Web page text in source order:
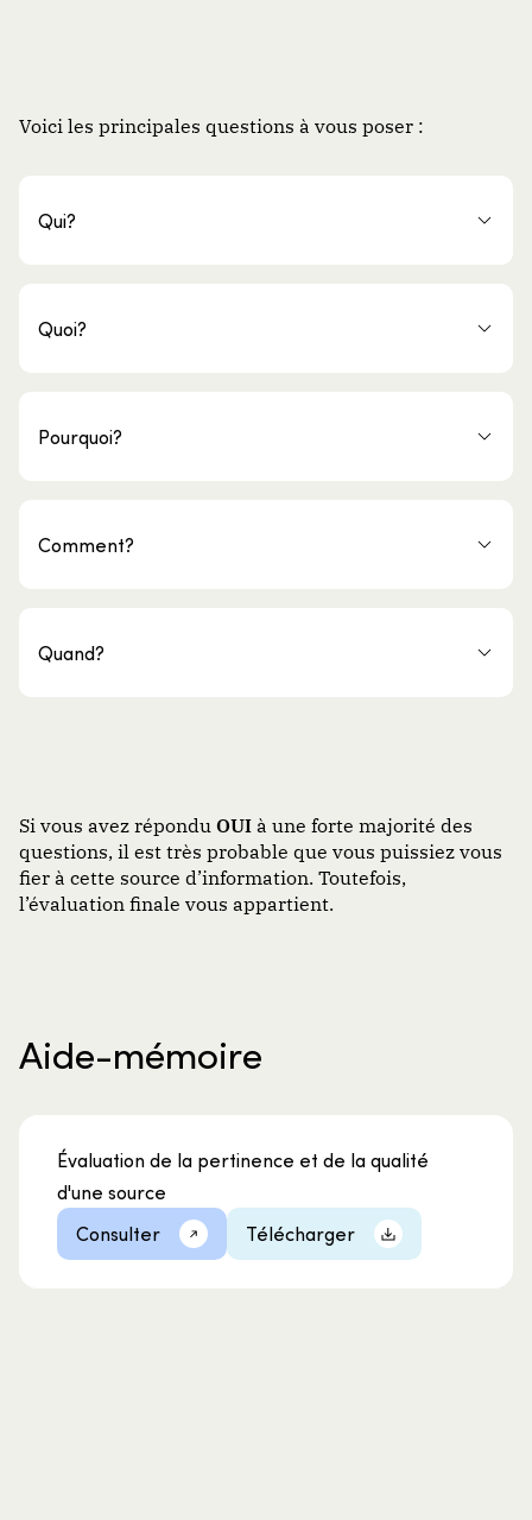
Voici les principales questions à vous poser :
Qui?
Quoi?
Pourquoi?
Comment?
Quand?
Si vous avez répondu OUIà une forte majorité des
questions, il est très probable que vous puissiez vous
fier à cette source d’information. Toutefois,
l’évaluation finale vous appartient.
Aide-mémoire
Évaluation de la pertinence et de la qualité
d'une source
Consulter
Télécharger